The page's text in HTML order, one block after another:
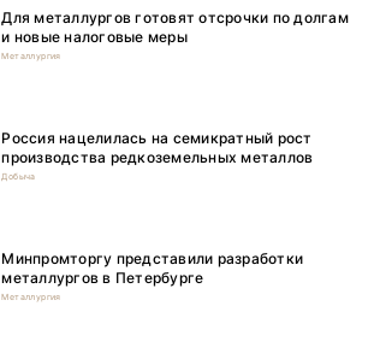
Для металлургов готовят отсрочки по долгам
и новые налоговые меры
Металлургия
Россия нацелилась на семикратный рост
производства редкоземельных металлов
Добыча
Минпромторгу представили разработки
металлургов в Петербурге
Металлургия